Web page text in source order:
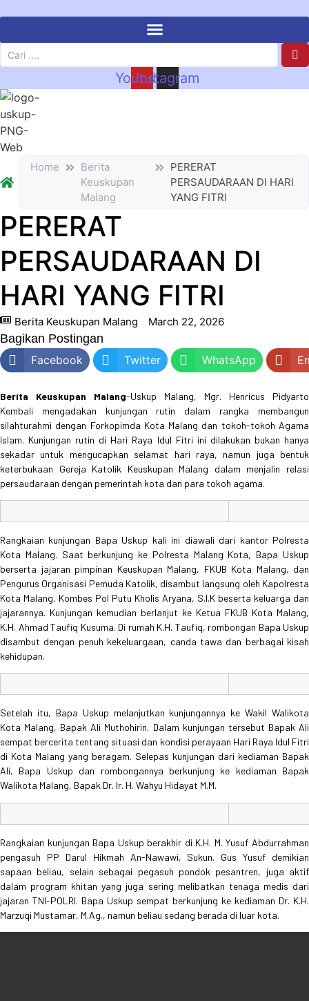
Youtube
Instagram
Home
Berita
Keuskupan
Malang
PERERAT
PERSAUDARAAN DI HARI
YANG FITRI
PERERAT
PERSAUDARAAN DI
HARI YANG FITRI
Berita Keuskupan Malang March 22, 2026
Bagikan Postingan
Facebook
Twitter WhatsApp
Berita Keuskupan Malang-Uskup Malang, Mgr. Henricus Pidyarto
Kembali mengadakan kunjungan rutin dalam rangka membangun
silahturahmi dengan Forkopimda Kota Malang dan tokoh-tokoh Agama
Islam. Kunjungan rutin di Hari Raya Idul Fitri ini dilakukan bukan hanya
sekadar untuk mengucapkan selamat hari raya, namun juga bentuk
keterbukaan Gereja Katolik Keuskupan Malang dalam menjalin relasi
persaudaraan dengan pemerintah kota dan para tokoh agama.
Rangkaian kunjungan Bapa Uskup kali ini diawali dari kantor Polresta
Kota Malang. Saat berkunjung ke Polresta Malang Kota, Bapa Uskup
berserta jajaran pimpinan Keuskupan Malang, FKUB Kota Malang, dan
Pengurus Organisasi Pemuda Katolik, disambut langsung oleh Kapolresta
Kota Malang, Kombes Pol Putu Kholis Aryana, S.I.K beserta keluarga dan
jajarannya. Kunjungan kemudian berlanjut ke Ketua FKUB Kota Malang,
K.H. Ahmad Taufiq Kusuma. Di rumah K.H. Taufiq, rombongan Bapa Uskup
disambut dengan penuh kekeluargaan, canda tawa dan berbagai kisah
kehidupan.
Setelah itu, Bapa Uskup melanjutkan kunjungannya ke Wakil Walikota
Kota Malang, Bapak Ali Muthohirin. Dalam kunjungan tersebut Bapak Ali
sempat bercerita tentang situasi dan kondisi perayaan Hari Raya Idul Fitri
di Kota Malang yang beragam. Selepas kunjungan dari kediaman Bapak
Ali, Bapa Uskup dan rombongannya berkunjung ke kediaman Bapak
Walikota Malang, Bapak Dr. Ir. H. Wahyu Hidayat M.M.
Rangkaian kunjungan Bapa Uskup berakhir di K.H. M. Yusuf Abdurrahman
pengasuh PP Darul Hikmah An-Nawawi, Sukun. Gus Yusuf demikian
sapaan beliau, selain sebagai pegasuh pondok pesantren, juga aktif
dalam program khitan yang juga sering melibatkan tenaga medis dari
jajaran TNI-POLRI. Bapa Uskup sempat berkunjung ke kediaman Dr. K.H.
Marzuqi Mustamar, M.Ag., namun beliau sedang berada di luar kota.